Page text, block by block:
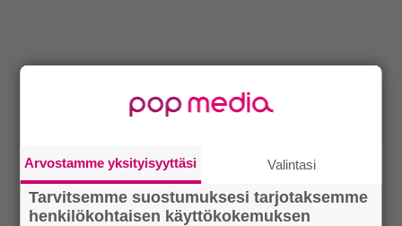
Arvostamme yksityisyyttäsi Valintasi
Tarvitsemme suostumuksesi tarjotaksemme
henkilökohtaisen käyttökokemuksen